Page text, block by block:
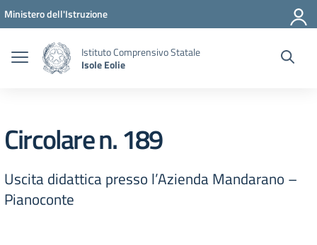
Vai ai contenuti
Vai al menu di navigazione
Vai al footer
Ministero dell'Istruzione
Istituto Comprensivo Statale
Isole Eolie
Circolare n. 189
Uscita didattica presso l’Azienda Mandarano –
Pianoconte